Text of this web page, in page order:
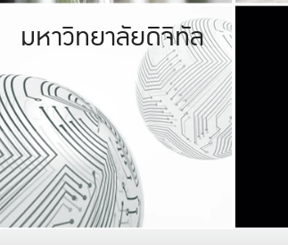
มหาวิทยาลัยรับผิดชอบต่อสังคม
ร่วมมือกับชุมชน เพื่อความกินดีอยู่ดี
และความสุขอย่างยั่งยืน
มองปัญหาในภาพกว้าง
แก้ไขจากปัญหาจุดเล็กๆ
มหาวิทยาลัยดิจิทัล